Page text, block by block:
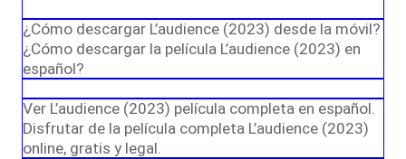
¿Cómo descargar L’audience (2023) desde la móvil?
¿Cómo descargar la película L’audience (2023) en
español?
Ver L’audience (2023) película completa en español.
Disfrutar de la película completa L’audience (2023)
online, gratis y legal.